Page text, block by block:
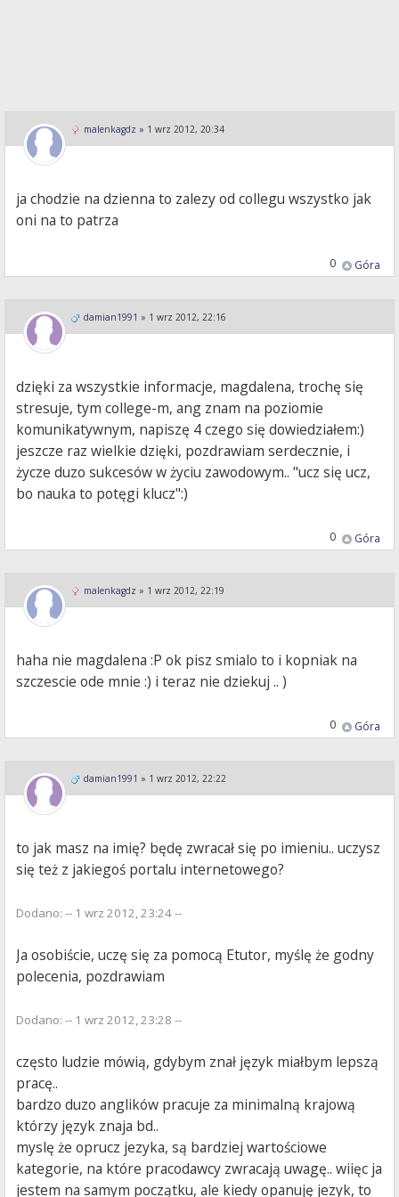
malenkagdz » 1 wrz 2012, 20:34
ja chodzie na dzienna to zalezy od collegu wszystko jak
oni na to patrza
Góra
0
damian1991 » 1 wrz 2012, 22:16
dzięki za wszystkie informacje, magdalena, trochę się
stresuje, tym college-m, ang znam na poziomie
komunikatywnym, napiszę 4 czego się dowiedziałem:)
jeszcze raz wielkie dzięki, pozdrawiam serdecznie, i
życze duzo sukcesów w życiu zawodowym.. "ucz się ucz,
bo nauka to potęgi klucz":)
Góra
0
malenkagdz » 1 wrz 2012, 22:19
haha nie magdalena :P ok pisz smialo to i kopniak na
szczescie ode mnie :) i teraz nie dziekuj .. )
Góra
0
damian1991 » 1 wrz 2012, 22:22
to jak masz na imię? będę zwracał się po imieniu.. uczysz
się też z jakiegoś portalu internetowego?
Dodano: -- 1 wrz 2012, 23:24 --
Ja osobiście, uczę się za pomocą Etutor, myślę że godny
polecenia, pozdrawiam
Dodano: -- 1 wrz 2012, 23:28 --
często ludzie mówią, gdybym znał język miałbym lepszą
pracę..
bardzo duzo anglików pracuje za minimalną krajową
którzy język znaja bd..
myslę że oprucz jezyka, są bardziej wartościowe
kategorie, na które pracodawcy zwracają uwagę.. wiięc ja
jestem na samym początku, ale kiedy opanuję jezyk, to